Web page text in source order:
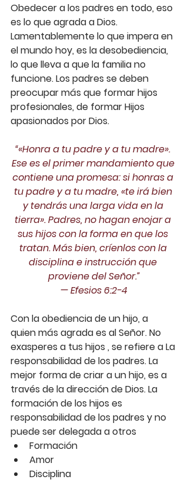
Obedecer a los padres en todo, eso
es lo que agrada a Dios.
Lamentablemente lo que impera en
el mundo hoy, es la desobediencia,
lo que lleva a que la familia no
funcione. Los padres se deben
preocupar más que formar hijos
profesionales, de formar Hijos
apasionados por Dios.
“«Honra a tu padre y a tu madre».
Ese es el primer mandamiento que
contiene una promesa: si honras a
tu padre y a tu madre, «te irá bien
y tendrás una larga vida en la
tierra». Padres, no hagan enojar a
sus hijos con la forma en que los
tratan. Más bien, críenlos con la
disciplina e instrucción que
proviene del Señor.”
— ‭‭Efesios‬ ‭6:2-4‬‬
Con la obediencia de un hijo, a
quien más agrada es al Señor. No
exasperes a tus hijos , se refiere a La
responsabilidad de los padres. La
mejor forma de criar a un hijo, es a
través de la dirección de Dios. La
formación de los hijos es
responsabilidad de los padres y no
puede ser delegada a otros
Formación
Amor
Disciplina